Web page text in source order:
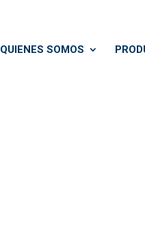
QUIENES SOMOS